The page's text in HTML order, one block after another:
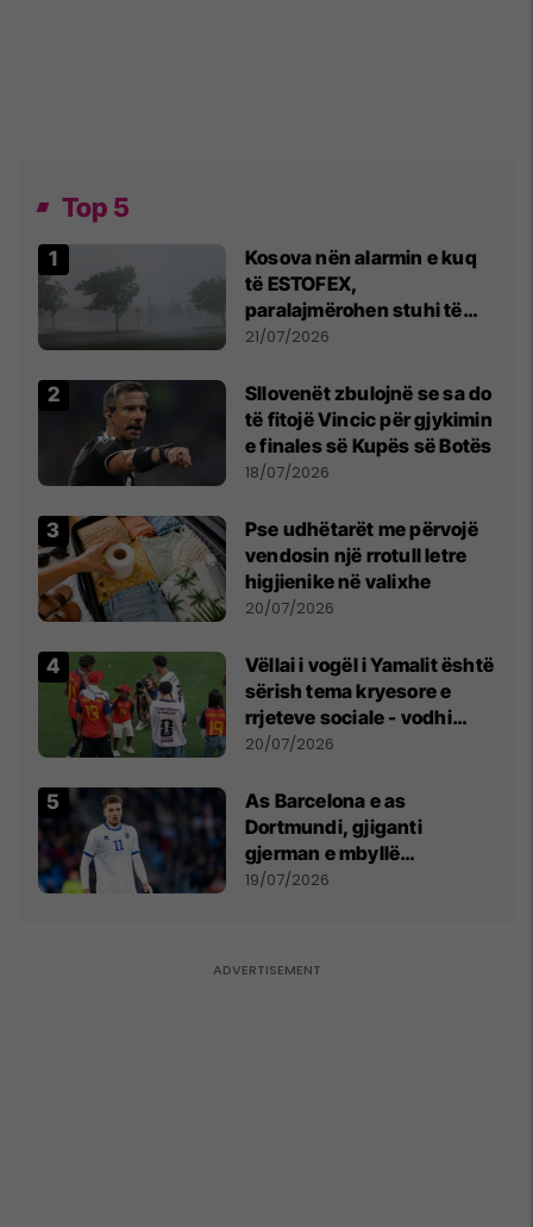
Top 5
Kosova nën alarmin e kuq
të ESTOFEX,
paralajmërohen stuhi të
fuqishme me breshër dhe
21/07/2026
Sllovenët zbulojnë se sa do
të fitojë Vincic për gjykimin
e finales së Kupës së Botës
18/07/2026
Pse udhëtarët me përvojë
vendosin një rrotull letre
higjienike në valixhe
20/07/2026
Vëllai i vogël i Yamalit është
sërish tema kryesore e
rrjeteve sociale - vodhi
vëmendjen pas finales së
20/07/2026
As Barcelona e as
Dortmundi, gjiganti
gjerman e mbyllë
marrëveshjen për Fisnik
19/07/2026